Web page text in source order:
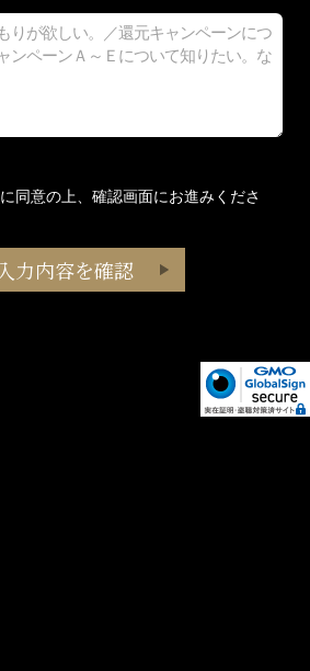
に同意の上、確認画面にお進みくださ